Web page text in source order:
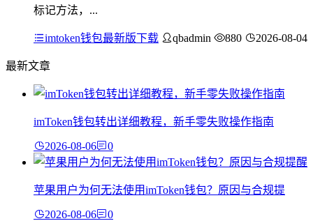
标记方法，...
imtoken钱包最新版下载 qbadmin 880 2026-08-04
最新文章
imToken钱包转出详细教程，新手零失败操作指南
2026-08-06 0
苹果用户为何无法使用imToken钱包？原因与合规提
2026-08-06 0